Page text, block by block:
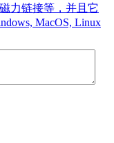
力链接等，并且它
MacOS, Linux